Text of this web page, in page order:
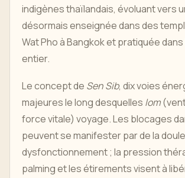
indigènes thaïlandais, évoluant vers
désormais enseignée dans des
Wat Pho à Bangkok et pratiquée
entier.
Le concept de Sen Sib, dix voies
majeures le long desquelles lom
force vitale) voyage. Les blocages
peuvent se manifester par de la
dysfonctionnement ; la pression
palming et les étirements visent à